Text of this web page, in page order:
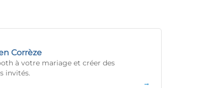
Corrèze
à votre mariage et créer des
invités.
→